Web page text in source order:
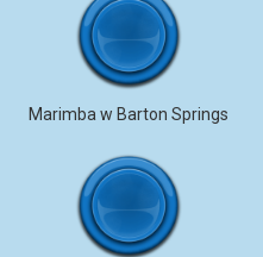
Marimba w Barton Springs